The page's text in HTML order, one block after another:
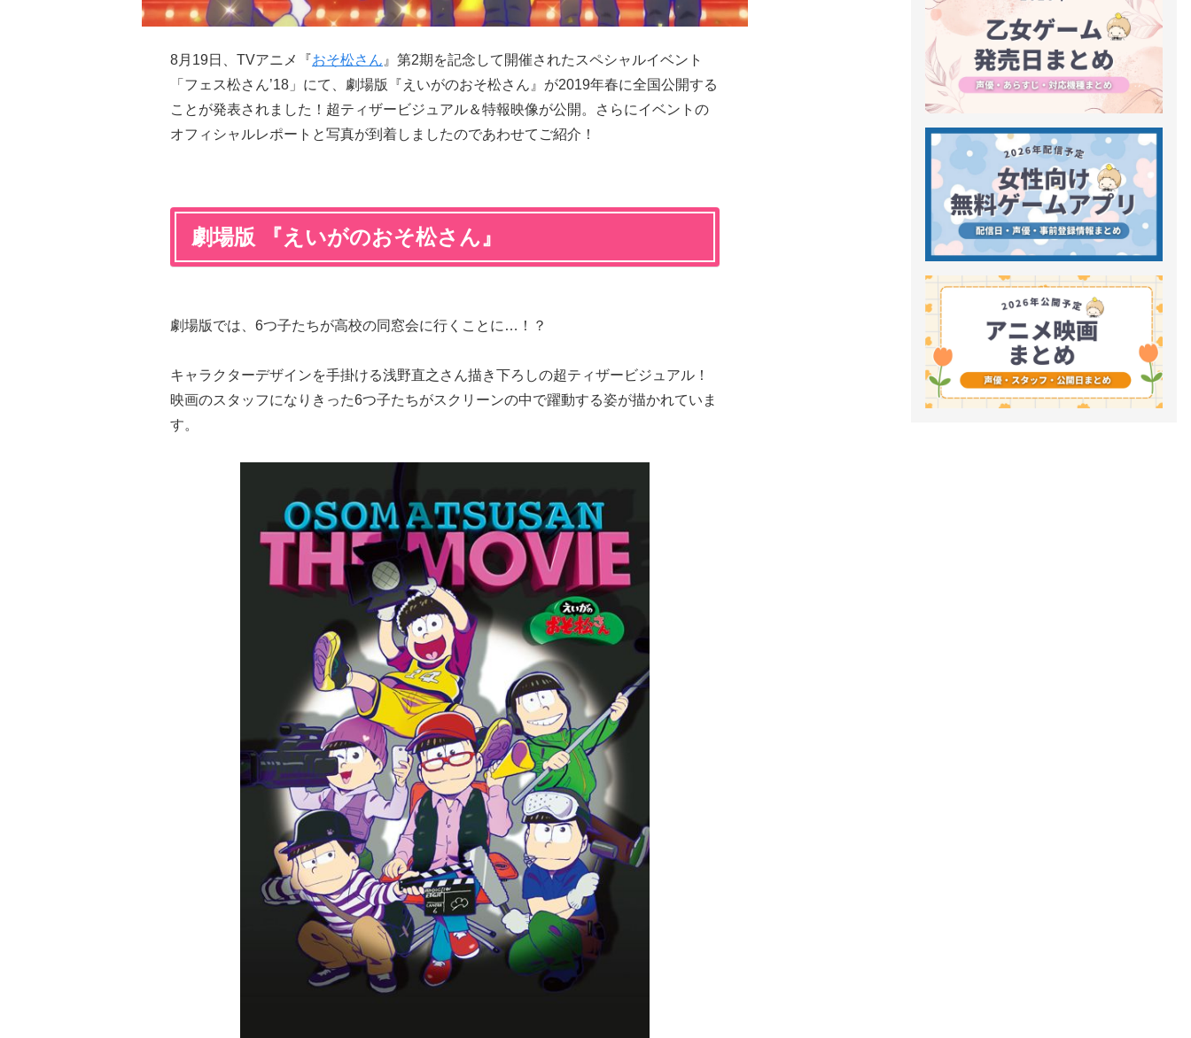
8月19日、TVアニメ『おそ松さん 』第2期を記念して開催されたスペシャルイベント
「フェス松さん’18」にて、劇場版『えいがのおそ松さん』が2019年春に全国公開する
ことが発表されました！超ティザービジュアル＆特報映像が公開。さらにイベントの
オフィシャルレポートと写真が到着しましたのであわせてご紹介！
劇場版 『えいがのおそ松さん』
劇場版では、6つ子たちが高校の同窓会に行くことに…！？
キャラクターデザインを手掛ける浅野直之さん描き下ろしの超ティザービジュアル！
映画のスタッフになりきった6つ子たちがスクリーンの中で躍動する姿が描かれていま
す。